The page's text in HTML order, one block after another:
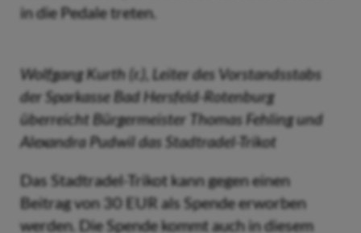
in die Pedale treten.
Wolfgang Kurth (r.), Leiter des Vorstandsstabs
der Sparkasse Bad Hersfeld-Rotenburg
überreicht Bürgermeister Thomas Fehling und
Alexandra Pudwil das Stadtradel-Trikot
Das Stadtradel-Trikot kann gegen einen
Beitrag von 30 EUR als Spende erworben
werden. Die Spende kommt auch in diesem